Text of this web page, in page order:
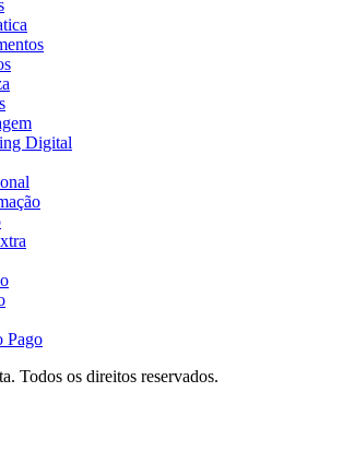
Digital
Pago
Todos os direitos reservados.